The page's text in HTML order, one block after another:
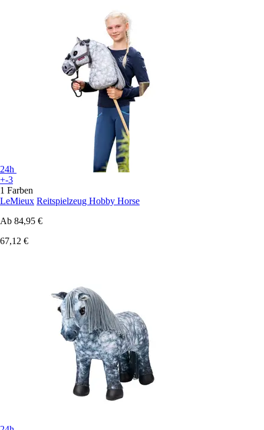
24h
+-3
1 Farben
LeMieux Reitspielzeug Hobby Horse
Ab 84,95 €
67,12 €